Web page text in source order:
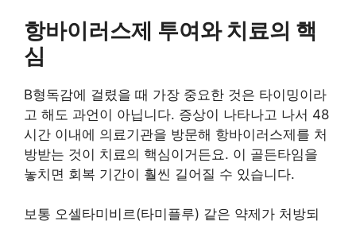
항바이러스제 투여와 치료의 핵
심
B형독감에 걸렸을 때 가장 중요한 것은 타이밍이라
고 해도 과언이 아닙니다. 증상이 나타나고 나서 48
시간 이내에 의료기관을 방문해 항바이러스제를 처
방받는 것이 치료의 핵심이거든요. 이 골든타임을
놓치면 회복 기간이 훨씬 길어질 수 있습니다.
보통 오셀타미비르(타미플루) 같은 약제가 처방되